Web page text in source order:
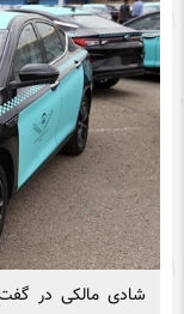
شادی مالکی در